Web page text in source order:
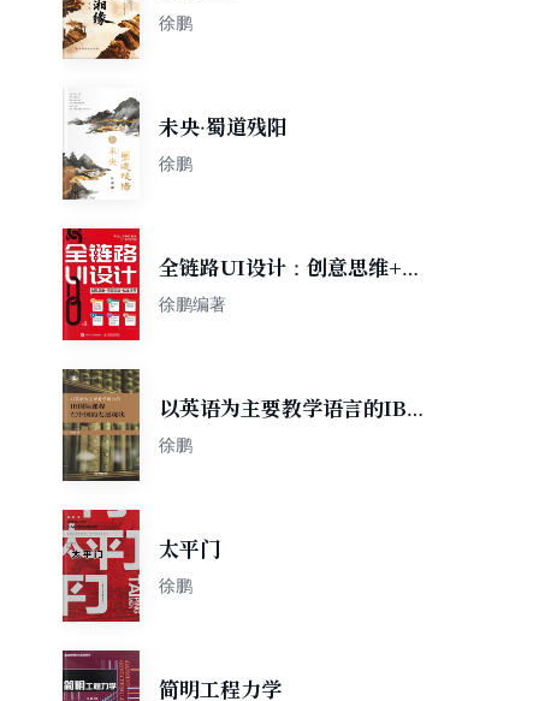
徐鹏
未央·蜀道残阳
徐鹏
全链路UI设计：创意思维+项
目实战+就业指导
徐鹏编著
以英语为主要教学语言的IB国
际课程在中国的发展现状
徐鹏
太平门
徐鹏
简明工程力学